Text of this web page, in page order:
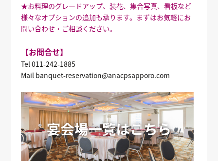
★お料理のグレードアップ、装花、集合写真、看板など
様々なオプションの追加も承ります。まずはお気軽にお
問い合わせ・ご相談ください。
【お問合せ】
Tel 011-242-1885
Mail banquet-reservation@anacpsapporo.com